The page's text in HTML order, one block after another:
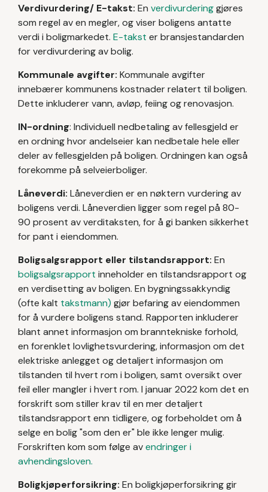
Verdivurdering/ E-takst: En verdivurderinggjøres
som regel av en megler, og viser boligens antatte
verdi i boligmarkedet. E-takst er bransjestandarden
for verdivurdering av bolig.
Kommunale avgifter: Kommunale avgifter
innebærer kommunens kostnader relatert til boligen.
Dette inkluderer vann, avløp, feiing og renovasjon.
IN-ordning: Individuell nedbetaling av fellesgjeld er
en ordning hvor andelseier kan nedbetale hele eller
deler av fellesgjelden på boligen. Ordningen kan også
forekomme på selveierboliger.
Låneverdi: Låneverdien er en nøktern vurdering av
boligens verdi. Låneverdien ligger som regel på 80-
90 prosent av verditaksten, for å gi banken sikkerhet
for pant i eiendommen.
Boligsalgsrapport eller tilstandsrapport: En
boligsalgsrapport inneholder en tilstandsrapport og
en verdisetting av boligen. En bygningssakkyndig
(ofte kalt takstmann) gjør befaring av eiendommen
for å vurdere boligens stand. Rapporten inkluderer
blant annet informasjon om branntekniske forhold,
en forenklet lovlighetsvurdering, informasjon om det
elektriske anlegget og detaljert informasjon om
tilstanden til hvert rom i boligen, samt oversikt over
feil eller mangler i hvert rom. I januar 2022 kom det en
forskrift som stiller krav til en mer detaljert
tilstandsrapport enn tidligere, og forbeholdet om å
selge en bolig "som den er" ble ikke lenger mulig.
Forskriften kom som følge avendringer i
avhendingsloven.
Boligkjøperforsikring: En boligkjøperforsikring gir